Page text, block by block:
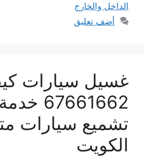
الداخل والخارج
أضف تعليق
غسيل سيارات
تشميع سيارات
الكويت